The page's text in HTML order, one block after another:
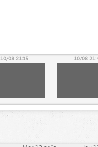
10/08 21:35 10/08